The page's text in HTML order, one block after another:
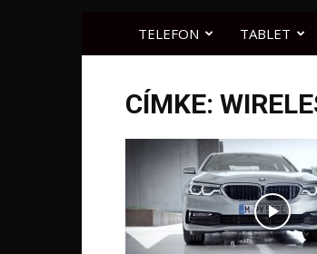
TELEFON TABLET
CÍMKE: